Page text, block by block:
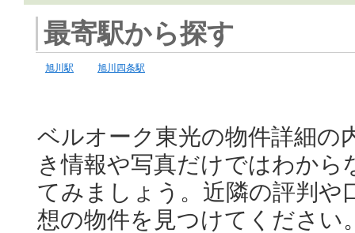
最寄駅から探す
旭川駅 旭川四条駅
ベルオーク東光の物件詳細の
き情報や写真だけではわか
てみましょう。近隣の評判や
想の物件を見つけてください